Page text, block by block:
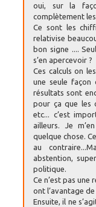
oui, sur la
complètement
Ce sont les
relativise
bon signe ....
s’en apercevoir ?
Ces calculs on
une seule
résultats sont
pour ça que les
etc... c’est
ailleurs. Je
quelque chose.
au
abstention,
politique.
Ce n’est pas une
ont l’avantage de
Ensuite, il ne